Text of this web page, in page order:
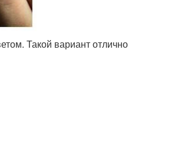
Такой вариант отлично